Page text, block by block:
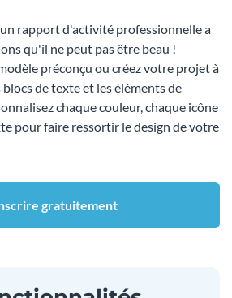
rapport d'activité professionnelle a
qu'il ne peut pas être beau !
préconçu ou créez votre projet à
de texte et les éléments de
chaque couleur, chaque icône
pour faire ressortir le design de votre
gratuitement